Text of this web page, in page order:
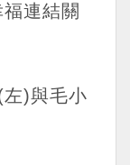
連結關
)與毛小